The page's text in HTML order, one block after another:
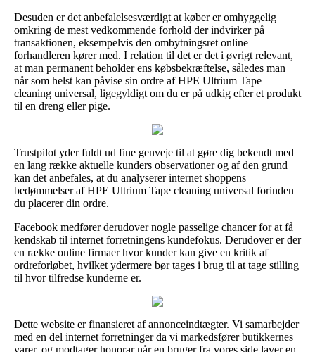
Desuden er det anbefalelsesværdigt at køber er omhyggelig
omkring de mest vedkommende forhold der indvirker på
transaktionen, eksempelvis den ombytningsret online
forhandleren kører med. I relation til det er det i øvrigt relevant,
at man permanent beholder ens købsbekræftelse, således man
når som helst kan påvise sin ordre af HPE Ultrium Tape
cleaning universal, ligegyldigt om du er på udkig efter et produkt
til en dreng eller pige.
Trustpilot yder fuldt ud fine genveje til at gøre dig bekendt med
en lang række aktuelle kunders observationer og af den grund
kan det anbefales, at du analyserer internet shoppens
bedømmelser af HPE Ultrium Tape cleaning universal forinden
du placerer din ordre.
Facebook medfører derudover nogle passelige chancer for at få
kendskab til internet forretningens kundefokus. Derudover er der
en række online firmaer hvor kunder kan give en kritik af
ordreforløbet, hvilket ydermere bør tages i brug til at tage stilling
til hvor tilfredse kunderne er.
Dette website er finansieret af annonceindtægter. Vi samarbejder
med en del internet forretninger da vi markedsfører butikkernes
varer, og modtager honorar når en bruger fra vores side laver en